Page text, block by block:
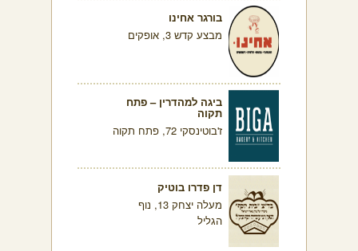
בורגר אחינו
מבצע קדש 3, אופקים
ביגה למהדרין – פתח
תקוה
ז'בוטינסקי 72, פתח תקוה
דן פדרו בוטיק
מעלה יצחק 13, נוף
הגליל